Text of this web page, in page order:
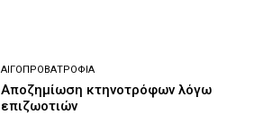
ΑΙΓΟΠΡΟΒΑΤΡΟΦΊΑ
Αποζημίωση κτηνοτρόφων λόγω
επιζωοτιών